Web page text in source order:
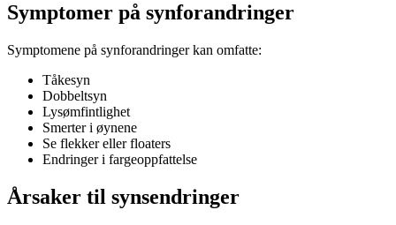
Symptomer på synforandringer
Symptomene på synforandringer kan omfatte:
Tåkesyn
Dobbeltsyn
Lysømfintlighet
Smerter i øynene
Se flekker eller floaters
Endringer i fargeoppfattelse
Årsaker til synsendringer